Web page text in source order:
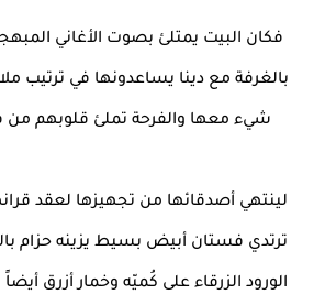
فكان البيت يمتلئ بصوت الأغاني
بالغرفة مع دينا يساعدونها في ترتيب
شيء معها والفرحة تملئ قلوبهم
لينتهي أصدقائها من تجهيزها لعقد
ترتدي فستان أبيض بسيط يزينه حزام
الورود الزرقاء على كُميّه وخمار أزرق